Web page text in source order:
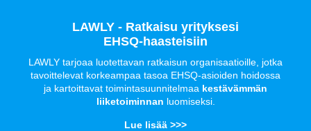
LAWLY - Ratkaisu yrityksesi
EHSQ-haasteisiin
LAWLY tarjoaa luotettavan ratkaisun organisaatioille, jotka
tavoittelevat korkeampaa tasoa EHSQ-asioiden hoidossa
ja kartoittavat toimintasuunnitelmaa kestävämmän
liiketoiminnan luomiseksi.
Lue lisää >>>